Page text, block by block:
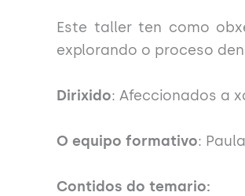
Este taller ten como
explorando o proceso
Dirixido: Afeccionados a
O equipo formativo:
Contidos do temario: